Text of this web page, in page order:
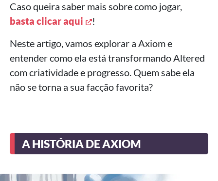
Caso queira saber mais sobre como jogar,
basta clicar aqui
!
Neste artigo, vamos explorar a Axiom e
entender como ela está transformando Altered
com criatividade e progresso. Quem sabe ela
não se torna a sua facção favorita?
A HISTÓRIA DE AXIOM